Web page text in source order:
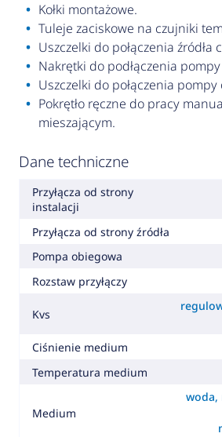
Kołki montażowe.
Tuleje zaciskowe na czujniki
Uszczelki do połączenia źródła
Nakrętki do podłączenia
Uszczelki do połączenia
Pokrętło ręczne do pracy
mieszającym.
Dane techniczne
Przyłącza od strony
instalacji
Przyłącza od strony źródła
Pompa obiegowa
Rozstaw przyłączy
Kvs
Ciśnienie medium
Temperatura medium
Medium
woda,